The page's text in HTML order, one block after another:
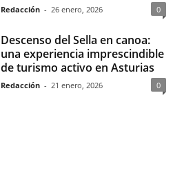
Redacción - 26 enero, 2026 0
Descenso del Sella en canoa:
una experiencia imprescindible
de turismo activo en Asturias
Redacción - 21 enero, 2026 0